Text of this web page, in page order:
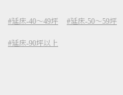
延床-40～49坪 延床-50～59坪
延床-90坪以上